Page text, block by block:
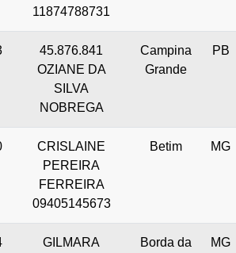
11874788731
45.876.841
OZIANE DA
SILVA
NOBREGA
Campina
Grande
PB
CRISLAINE
PEREIRA
FERREIRA
09405145673
Betim MG
GILMARA
Borda da
MG